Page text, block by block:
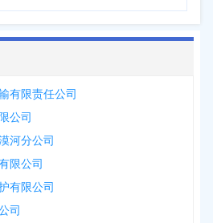
有限责任公司
公司
河分公司
限公司
有限公司
司